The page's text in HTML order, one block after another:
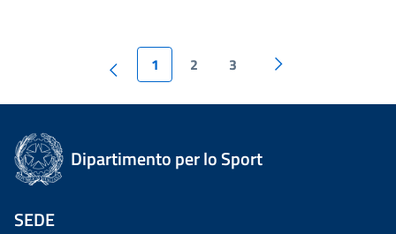
1 2 3
Dipartimento per lo Sport
SEDE